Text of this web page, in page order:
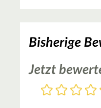
Bisherige
Jetzt
4
3
2
1